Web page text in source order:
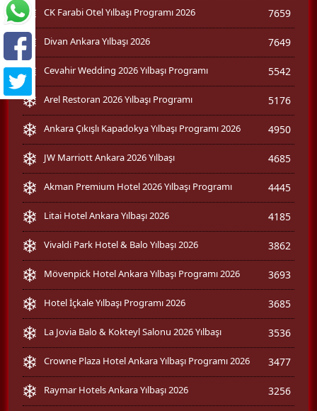
CK Farabi Otel Yılbaşı Programı 2026 7659
Divan Ankara Yılbaşı 2026 7649
Cevahir Wedding 2026 Yılbaşı Programı 5542
Arel Restoran 2026 Yılbaşı Programı 5176
Ankara Çıkışlı Kapadokya Yılbaşı Programı 2026 4950
JW Marriott Ankara 2026 Yılbaşı 4685
Akman Premium Hotel 2026 Yılbaşı Programı 4445
Litai Hotel Ankara Yılbaşı 2026 4185
Vivaldi Park Hotel & Balo Yılbaşı 2026 3862
Mövenpick Hotel Ankara Yılbaşı Programı 2026 3693
Hotel İçkale Yılbaşı Programı 2026 3685
La Jovia Balo & Kokteyl Salonu 2026 Yılbaşı 3536
Crowne Plaza Hotel Ankara Yılbaşı Programı 2026 3477
Raymar Hotels Ankara Yılbaşı 2026 3256